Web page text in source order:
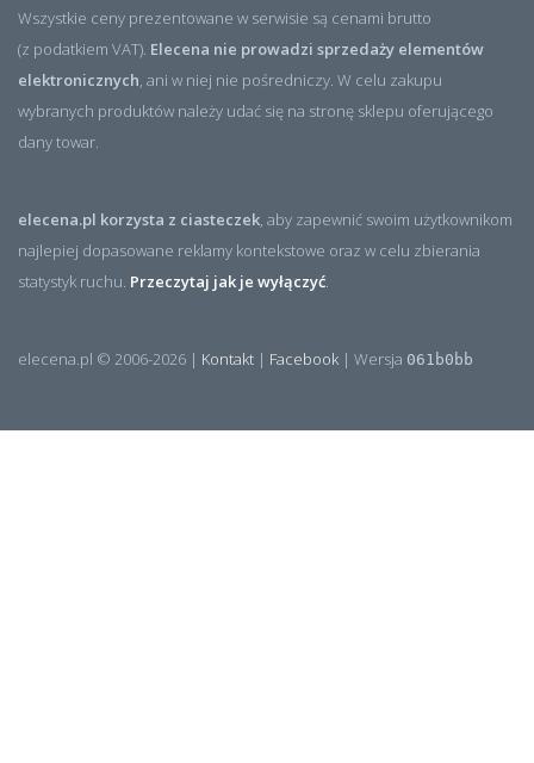
Wszystkie ceny prezentowane w serwisie są cenami brutto
(z podatkiem VAT). Elecena nie prowadzi sprzedaży elementów
elektronicznych, ani w niej nie pośredniczy. W celu zakupu
wybranych produktów należy udać się na stronę sklepu oferującego
dany towar.
elecena.pl korzysta z ciasteczek, aby zapewnić swoim użytkownikom
najlepiej dopasowane reklamy kontekstowe oraz w celu zbierania
statystyk ruchu. Przeczytaj jak je wyłączyć.
elecena.pl © 2006-2026 | Kontakt | Facebook | Wersja 061b0bb